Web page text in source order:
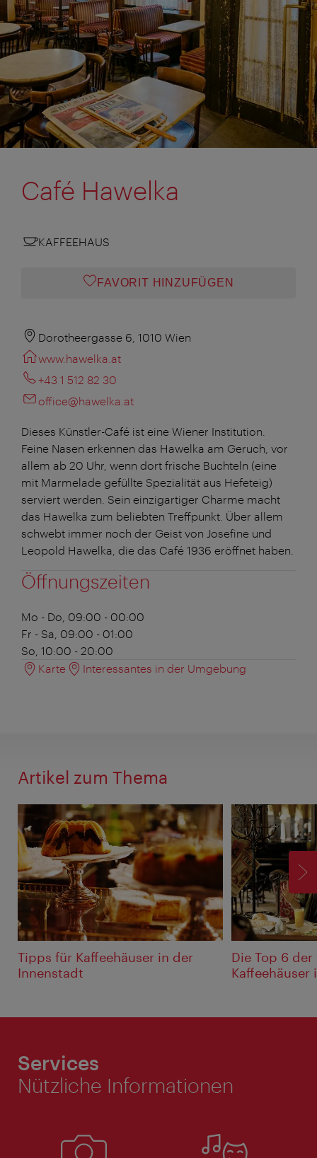
Café Hawelka
KAFFEEHAUS
FAVORIT HINZUFÜGEN
Dorotheergasse 6, 1010 Wien
www.hawelka.at
+43 1 512 82 30
office@hawelka.at
Dieses Künstler-Café ist eine Wiener Institution.
Feine Nasen erkennen das Hawelka am Geruch, vor
allem ab 20 Uhr, wenn dort frische Buchteln (eine
mit Marmelade gefüllte Spezialität aus Hefeteig)
serviert werden. Sein einzigartiger Charme macht
das Hawelka zum beliebten Treffpunkt. Über allem
schwebt immer noch der Geist von Josefine und
Leopold Hawelka, die das Café 1936 eröffnet haben.
Öffnungszeiten
Mo - Do, 09:00 - 00:00
Fr - Sa, 09:00 - 01:00
So, 10:00 - 20:00
Karte
Interessantes in der Umgebung
Artikel zum Thema
Tipps für Kaffeehäuser in der
Innenstadt
Die Top 6
Kaffeehäuser
Services
Nützliche Informationen